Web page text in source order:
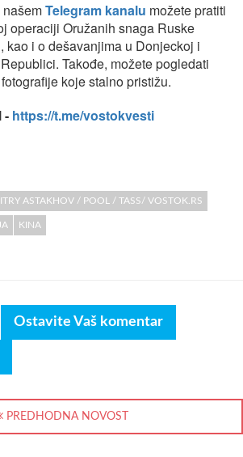
Telegram kanalu možete pratiti
operaciji Oružanih snaga Ruske
kao i o dešavanjima u Donjeckoj i
Takođe, možete pogledati
koje stalno pristižu.
- https://t.me/vostokvesti
ASTAKHOV / POOL / TASS/ VOSTOK.RS
KINA
Ostavite Vaš komentar
PREDHODNA NOVOST